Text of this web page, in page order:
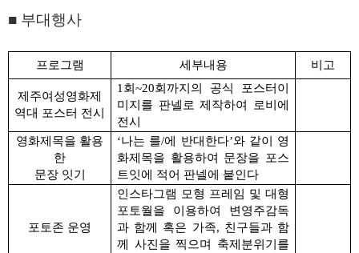
■ 부대행사
프로그램 세부내용 비고
제주여성영화제
역대 포스터 전시
1 회 ~20회까지의 공식 포스터이
미지를 판넬로 제작하여 로비에
전시
영화제목을 활용
한
문장 잇기
‘나는 를/에 반대한다’와 같이 영
화제목을 활용하여 문장을 포스
트잇에 적어 판넬에 붙인다
포토존 운영
인스타그램 모형 프레임 및 대형
포토월을 이용하여 변영주감독
과 함께 혹은 가족, 친구들과 함
께 사진을 찍으며 축제분위기를